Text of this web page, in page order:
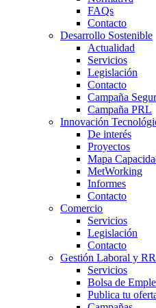
FAQs
Contacto
Desarrollo Sostenible
Actualidad
Servicios
Legislación
Contacto
Campaña
Campaña PRL
Innovación
De interés
Proyectos
Mapa
MetWorking
Informes
Contacto
Comercio
Servicios
Legislación
Contacto
Gestión Laboral y
Servicios
Bolsa de
Publica tu